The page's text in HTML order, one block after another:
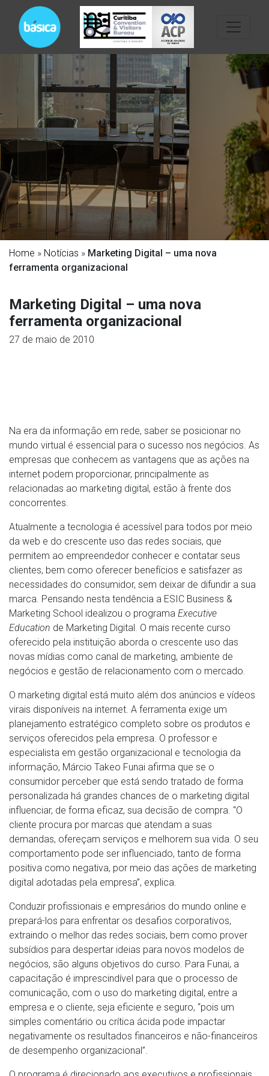
Home » Notícias » Marketing Digital – uma nova
ferramenta organizacional
Marketing Digital – uma nova
ferramenta organizacional
27 de maio de 2010
Na era da informação em rede, saber se posicionar no
mundo virtual é essencial para o sucesso nos negócios. As
empresas que conhecem as vantagens que as ações na
internet podem proporcionar, principalmente as
relacionadas ao marketing digital, estão à frente dos
concorrentes.
Atualmente a tecnologia é acessível para todos por meio
da web e do crescente uso das redes sociais, que
permitem ao empreendedor conhecer e contatar seus
clientes, bem como oferecer benefícios e satisfazer as
necessidades do consumidor, sem deixar de difundir a sua
marca. Pensando nesta tendência a ESIC Business &
Marketing School idealizou o programa Executive
Education de Marketing Digital. O mais recente curso
oferecido pela instituição aborda o crescente uso das
novas mídias como canal de marketing, ambiente de
negócios e gestão de relacionamento com o mercado.
O marketing digital está muito além dos anúncios e vídeos
virais disponíveis na internet. A ferramenta exige um
planejamento estratégico completo sobre os produtos e
serviços oferecidos pela empresa. O professor e
especialista em gestão organizacional e tecnologia da
informação, Márcio Takeo Funai afirma que se o
consumidor perceber que está sendo tratado de forma
personalizada há grandes chances de o marketing digital
influenciar, de forma eficaz, sua decisão de compra. “O
cliente procura por marcas que atendam a suas
demandas, ofereçam serviços e melhorem sua vida. O seu
comportamento pode ser influenciado, tanto de forma
positiva como negativa, por meio das ações de marketing
digital adotadas pela empresa”, explica.
Conduzir profissionais e empresários do mundo online e
prepará-los para enfrentar os desafios corporativos,
extraindo o melhor das redes sociais, bem como prover
subsídios para despertar ideias para novos modelos de
negócios, são alguns objetivos do curso. Para Funai, a
capacitação é imprescindível para que o processo de
comunicação, com o uso do marketing digital, entre a
empresa e o cliente, seja eficiente e seguro, “pois um
simples comentário ou crítica ácida pode impactar
negativamente os resultados financeiros e não-financeiros
de desempenho organizacional”.